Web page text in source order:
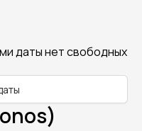
даты нет свободных